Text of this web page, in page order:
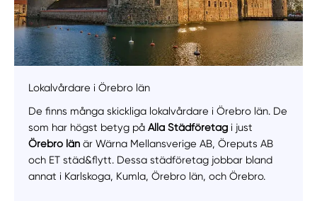
Lokalvårdare i Örebro län
De finns många skickliga lokalvårdare i Örebro län. De
som har högst betyg påAlla Städföretag i just
Örebro län är Wärna Mellansverige AB, Öreputs AB
och ET städ&flytt. Dessa städföretag jobbar bland
annat i Karlskoga, Kumla, Örebro län, och Örebro.